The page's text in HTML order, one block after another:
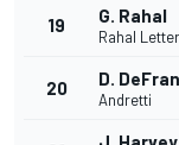
19 G. Rahal
Rahal
20 D.
Andretti